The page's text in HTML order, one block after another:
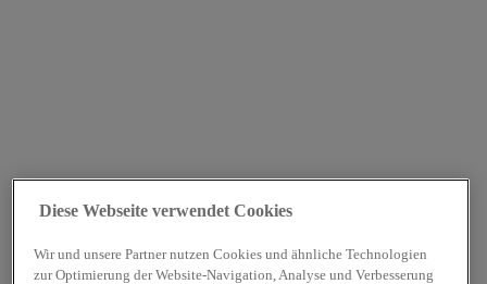
Diese Webseite verwendet Cookies
Wir und unsere Partner nutzen Cookies und ähnliche Technologien
zur Optimierung der Website-Navigation, Analyse und Verbesserung